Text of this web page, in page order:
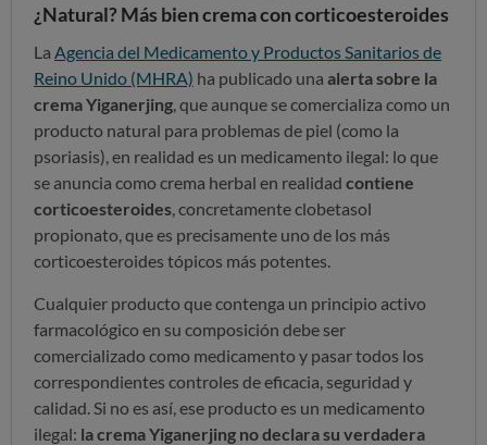
¿Natural? Más bien crema con corticoesteroides
La Agencia del Medicamento y Productos Sanitarios de
Reino Unido (MHRA) ha publicado una alerta sobre la
crema Yiganerjing , que aunque se comercializa como un
producto natural para problemas de piel (como la
psoriasis), en realidad es un medicamento ilegal: lo que
se anuncia como crema herbal en realidad contiene
corticoesteroides , concretamente clobetasol
propionato, que es precisamente uno de los más
corticoesteroides tópicos más potentes.
Cualquier producto que contenga un principio activo
farmacológico en su composición debe ser
comercializado como medicamento y pasar todos los
correspondientes controles de eficacia, seguridad y
calidad. Si no es así, ese producto es un medicamento
ilegal: la crema Yiganerjing no declara su verdadera